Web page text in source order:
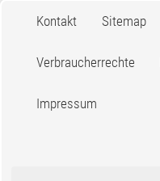
Kontakt Sitemap
Verbraucherrechte
Impressum